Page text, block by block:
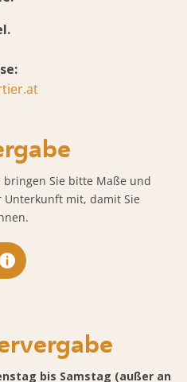
Sie bitte Maße und
Unterkunft mit, damit Sie
bis Samstag (außer an